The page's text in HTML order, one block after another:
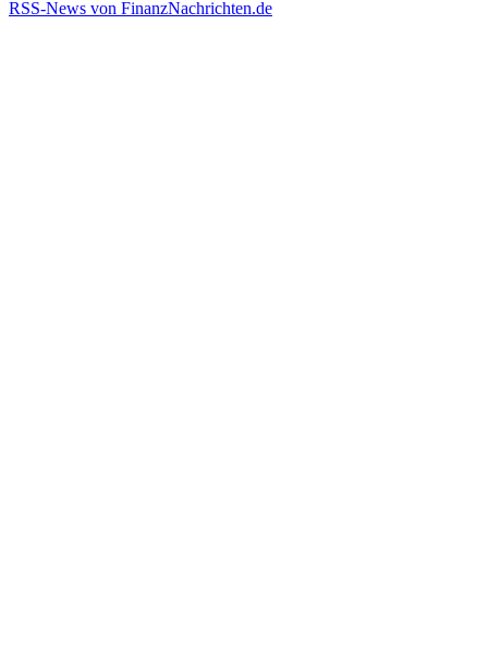
RSS-News von FinanzNachrichten.de